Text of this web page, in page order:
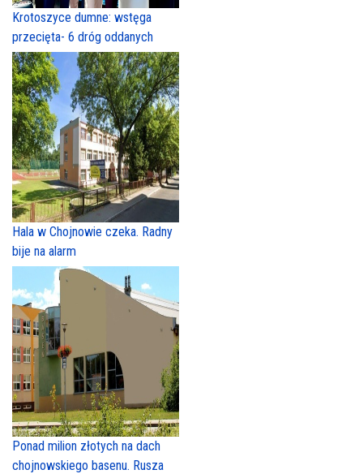
Krotoszyce dumne: wstęga
przecięta- 6 dróg oddanych
Hala w Chojnowie czeka. Radny
bije na alarm
Ponad milion złotych na dach
chojnowskiego basenu. Rusza